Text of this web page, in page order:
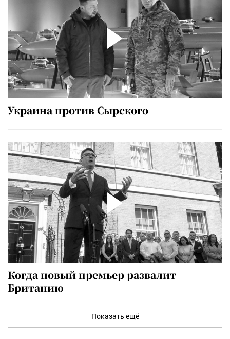
Украина против Сырского
Когда новый премьер развалит
Британию
Показать ещё